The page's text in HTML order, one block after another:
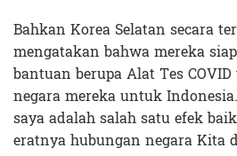
Bahkan Korea Selatan secara
mengatakan bahwa mereka
bantuan berupa Alat Tes
negara mereka untuk
saya adalah salah satu efek
eratnya hubungan negara Kita